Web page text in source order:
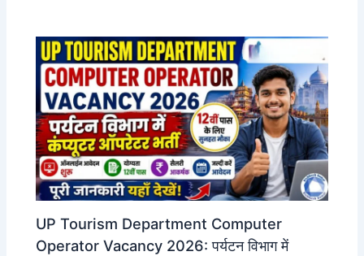
UP Tourism Department Computer
Operator Vacancy 2026: पर्यटन विभाग में